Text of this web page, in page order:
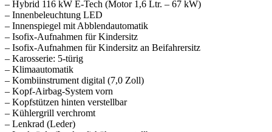
– Hybrid 116 kW E-Tech (Motor 1,6 Ltr. – 67 kW)
– Innenbeleuchtung LED
– Innenspiegel mit Abblendautomatik
– Isofix-Aufnahmen für Kindersitz
– Isofix-Aufnahmen für Kindersitz an Beifahrersitz
– Karosserie: 5-türig
– Klimaautomatik
– Kombiinstrument digital (7,0 Zoll)
– Kopf-Airbag-System vorn
– Kopfstützen hinten verstellbar
– Kühlergrill verchromt
– Lenkrad (Leder)